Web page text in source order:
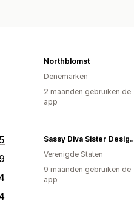
9
Northblomst
Denemarken
2 maanden gebruiken de
app
Sassy Diva
Verenigde Staten
9 maanden gebruiken de
app